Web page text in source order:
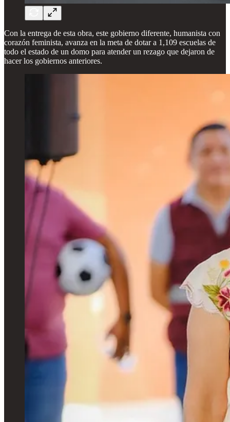
Con la entrega de esta obra, este gobierno diferente, humanista con
corazón feminista, avanza en la meta de dotar a 1,109 escuelas de
todo el estado de un domo para atender un rezago que dejaron de
hacer los gobiernos anteriores.